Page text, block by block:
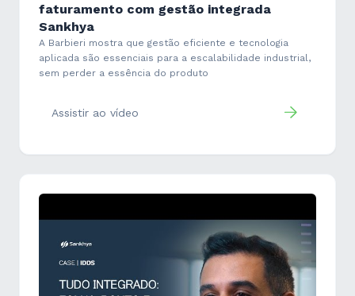
faturamento com gestão integrada
Sankhya
A Barbieri mostra que gestão eficiente e tecnologia
aplicada são essenciais para a escalabilidade industrial,
sem perder a essência do produto
Assistir ao vídeo